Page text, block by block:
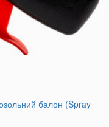
балон (Spray